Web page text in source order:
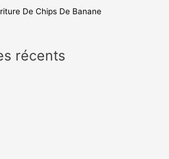
De Chips De Banane
récents